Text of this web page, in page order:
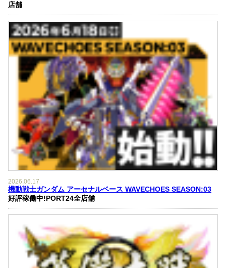
店舗
2026.06.17
機動戦士ガンダム アーセナルベース WAVECHOES SEASON:03
好評稼働中!PORT24全店舗